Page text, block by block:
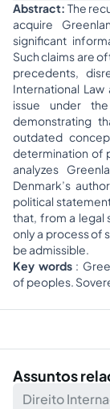
Abstract: The
acquire
significant
Such claims are
precedents,
International
issue under
demonstrating
outdated
determination of
analyzes
Denmark’s
political
that, from a legal
only a process of
be admissible.
Key words:
of peoples.
Assuntos
Direito